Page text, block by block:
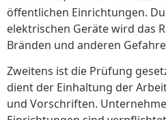
öffentlichen Einrichtungen.
elektrischen Geräte wird das
Bränden und anderen
Zweitens ist die Prüfung
dient der Einhaltung der
und Vorschriften.